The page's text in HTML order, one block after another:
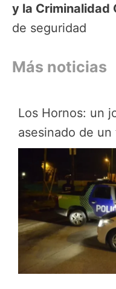
y la Criminalidad
de seguridad
Más noticias
Los Hornos: un
asesinado de